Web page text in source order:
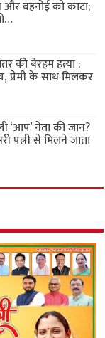
बहनोई को काटा;
की बेरहम हत्या :
प्रेमी के साथ मिलकर
‘आप’ नेता की जान?
पत्नी से मिलने जाता